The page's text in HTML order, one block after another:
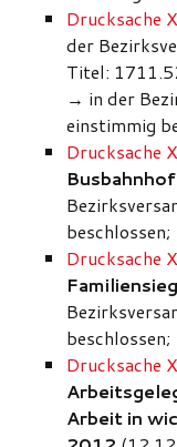
Drucksache
der
Titel:
→ in der
einstimmig
Drucksache
beschlossen;
Drucksache
beschlossen;
Drucksache
Arbeit in